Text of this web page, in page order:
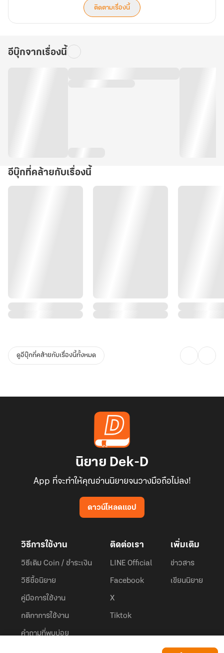
ติดตามเรื่องนี้
อีบุ๊กจากเรื่องนี้
อีบุ๊กที่คล้ายกับเรื่องนี้
ดูอีบุ๊กที่คล้ายกับเรื่องนี้ทั้งหมด
นิยาย Dek-D
App ที่จะทำให้คุณอ่านนิยายจนวางมือถือไม่ลง!
ดาวน์โหลดแอป
วิธีการใช้งาน
วิธีเติม Coin / ชำระเงิน
วิธีซื้อนิยาย
คู่มือการใช้งาน
กติกาการใช้งาน
คำถามที่พบบ่อย
ติดต่อเรา
LINE Official
Facebook
X
Tiktok
เพิ่มเติม
ข่าวสาร
เขียนนิยาย